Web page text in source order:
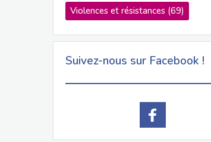
Violences et résistances(69)
Suivez-nous sur Facebook !